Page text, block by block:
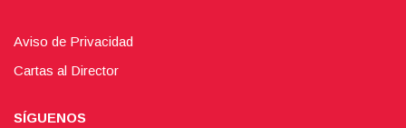
Aviso de Privacidad
Cartas al Director
SÍGUENOS